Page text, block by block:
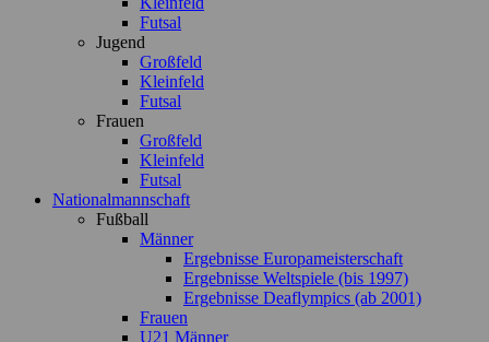
Futsal
Jugend
Großfeld
Kleinfeld
Futsal
Frauen
Großfeld
Kleinfeld
Futsal
Nationalmannschaft
Fußball
Männer
Ergebnisse Europameisterschaft
Ergebnisse Weltspiele (bis 1997)
Ergebnisse Deaflympics (ab 2001)
Frauen
U21 Männer